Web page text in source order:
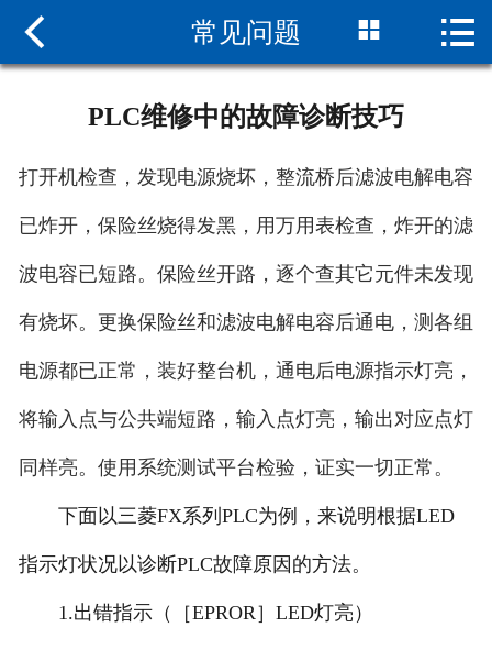
网站首页
联系我们
 常见问题  
PLC维修中的故障诊断技巧
打开机检查，发现电源烧坏，整流桥后滤波电解电容
已炸开，保险丝烧得发黑，用万用表检查，炸开的滤
波电容已短路。保险丝开路，逐个查其它元件未发现
有烧坏。更换保险丝和滤波电解电容后通电，测各组
电源都已正常，装好整台机，通电后电源指示灯亮，
将输入点与公共端短路，输入点灯亮，输出对应点灯
同样亮。使用系统测试平台检验，证实一切正常。
下面以三菱FX系列PLC为例，来说明根据LED
指示灯状况以诊断PLC故障原因的方法。
1.出错指示（［EPROR］LED灯亮）